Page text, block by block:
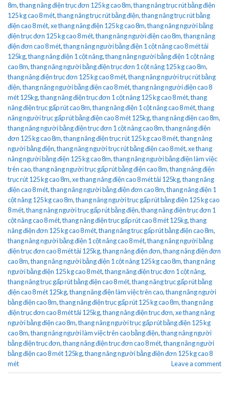
8m,thang nâng điện trục đơn 125 kg cao 8m,thang nâng trục rút bằng điện
125 kg cao 8 mét,thang nâng trục rút bằng điện,thang nâng trục rút bằng
điện cao 8 mét,xe thang nâng điện 125 kg cao 8m,thang nâng người bằng
điện trục đơn 125 kg cao 8 mét,thang nâng người điện cao 8m,thang nâng
điện đơn cao 8 mét,thang nâng người bằng điện 1 cột nâng cao 8 mét tải
125kg,thang nâng điện 1 cột nâng,thang nâng người bằng điện 1 cột nâng
cao 8m,thang nâng người bằng điện trục đơn 1 cột nâng 125 kg cao 8m,
thang nâng điện trục đơn 125 kg cao 8 mét,thang nâng người trục rút bằng
điện,thang nâng người bằng điện cao 8 mét,thang nâng người điện cao 8
mét 125kg,thang nâng điện trục đơn 1 cột nâng 125 kg cao 8 mét,thang
nâng điện trục gấp rút cao 8m,thang nâng điện 1 cột nâng cao 8 mét,thang
nâng người trục gấp rút bằng điện cao 8 mét 125kg,thang nâng điện cao 8m,
thang nâng người bằng điện trục đơn 1 cột nâng cao 8m,thang nâng điện
đơn 125 kg cao 8m,thang nâng điện trục rút 125 kg cao 8 mét,thang nâng
người bằng điện,thang nâng người trục rút bằng điện cao 8 mét,xe thang
nâng người bằng điện 125 kg cao 8m,thang nâng người bằng điện làm việc
trên cao,thang nâng người trục gấp rút bằng điện cao 8m,thang nâng điện
trục rút 125 kg cao 8m,xe thang nâng điện cao 8 mét tải 125kg,thang nâng
điện cao 8 mét,thang nâng người bằng điện đơn cao 8m,thang nâng điện 1
cột nâng 125 kg cao 8m,thang nâng người trục gấp rút bằng điện 125 kg cao
8 mét,thang nâng người trục gấp rút bằng điện,thang nâng điện trục đơn 1
cột nâng cao 8 mét,thang nâng điện trục gấp rút cao 8 mét 125kg,thang
nâng điện đơn 125 kg cao 8 mét,thang nâng trục gấp rút bằng điện cao 8m,
thang nâng người bằng điện 1 cột nâng cao 8 mét,thang nâng người bằng
điện trục đơn cao 8 mét tải 125kg,thang nâng điện đơn,thang nâng điện đơn
cao 8m,thang nâng người bằng điện 1 cột nâng 125 kg cao 8m,thang nâng
người bằng điện 125 kg cao 8 mét,thang nâng điện trục đơn 1 cột nâng,
thang nâng trục gấp rút bằng điện cao 8 mét,thang nâng trục gấp rút bằng
điện cao 8 mét 125kg,thang nâng điện làm việc trên cao,thang nâng người
bằng điện cao 8m,thang nâng điện trục gấp rút 125 kg cao 8m,thang nâng
điện trục đơn cao 8 mét tải 125kg,thang nâng điện trục đơn,xe thang nâng
người bằng điện cao 8m,thang nâng người trục gấp rút bằng điện 125 kg
cao 8m,thang nâng người làm việc trên cao bằng điện,thang nâng người
bằng điện trục đơn,thang nâng điện trục đơn cao 8 mét,thang nâng người
bằng điện cao 8 mét 125kg,thang nâng người bằng điện đơn 125 kg cao 8
mét
Leave a comment